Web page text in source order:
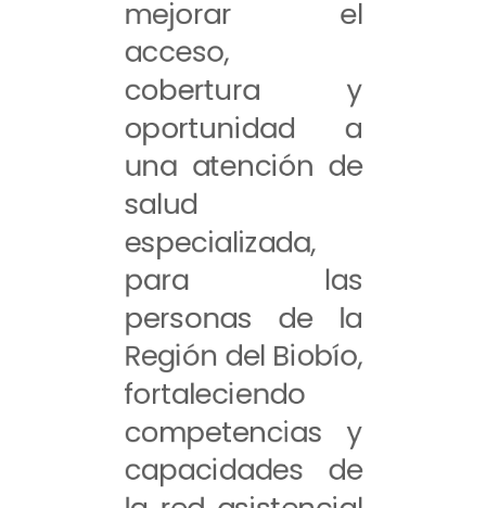
mejorar el
acceso,
cobertura y
oportunidad a
una atención de
salud
especializada,
para las
personas de la
Región del Biobío,
fortaleciendo
competencias y
capacidades de